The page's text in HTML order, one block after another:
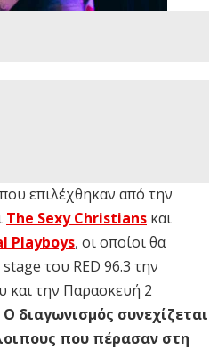
επιλέχθηκαν από την
The Sexy Christians και
Playboys, οι οποίοι θα
του RED 96.3 την
και την Παρασκευή 2
Ο διαγωνισμός συνεχίζεται
που πέρασαν στη